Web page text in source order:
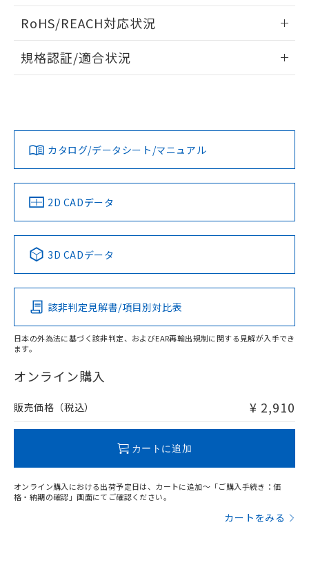
ドすることができます。
ログイン/会員登録
ダウンロードデータをご利用いただく前に、以下を必ずお読
みください。
ソフトウェアの使用条件
RoHS/REACH対応状況
EU RoHS 注意事項・凡例
対応済み
中国 RoHS 注意事項・凡例
Pb Hg Cd Cr(VI)
O
在庫等で未対応品が混在する可能性があります。
問い合わせください。
規格認証/適合状況
カタログ/データシート/マニュアル
2D CADデータ
3D CADデータ
該非判定見解書/項目別対比表
日本の外為法に基づく該非判定、およびEAR再輸出規制に関する見解が入手でき
ます。
オンライン購入
販売価格（税込） ¥ 2,910
カートに追加
オンライン購入における出荷予定日は、カートに追加～「ご購入手続き：価
格・納期の確認」画面にてご確認ください。
カートをみる
欄に対応日を記載しておりました。
既に当社にて対応品への在庫切替を完了
していることから、特段のことがない限
り、2022年1月12日より割愛しておりま
す。